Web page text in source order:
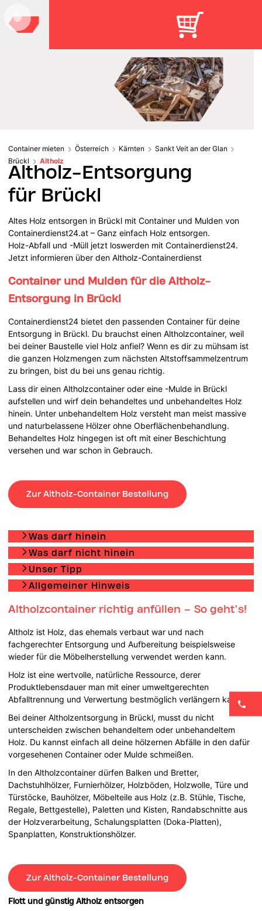
Container mieten Österreich Kärnten
Sankt Veit an der Glan
Brückl
Altholz
Altholz-Entsorgung
für Brückl
Altes Holz entsorgen in Brückl mit Container und Mulden von
Containerdienst24.at – Ganz einfach Holz entsorgen.
Holz-Abfall und -Müll jetzt loswerden mit Containerdienst24.
Jetzt informieren über den Altholz-Containerdienst
Container und Mulden für die Altholz-
Entsorgung in Brückl
Containerdienst24 bietet den passenden Container für deine
Entsorgung in Brückl. Du brauchst einen Altholzcontainer, weil
bei deiner Baustelle viel Holz anfiel? Wenn es dir zu mühsam ist
die ganzen Holzmengen zum nächsten Altstoffsammelzentrum
zu bringen, bist du bei uns genau richtig.
Lass dir einen Altholzcontainer oder eine -Mulde in Brückl
aufstellen und wirf dein behandeltes und unbehandeltes Holz
hinein. Unter unbehandeltem Holz versteht man meist massive
und naturbelassene Hölzer ohne Oberflächenbehandlung.
Behandeltes Holz hingegen ist oft mit einer Beschichtung
versehen und war schon in Gebrauch.
Zur Altholz-Container Bestellung
Was darf hinein
Was darf nicht hinein
Unser Tipp
Allgemeiner Hinweis
Altholzcontainer richtig anfüllen – So geht’s!
Altholz ist Holz, das ehemals verbaut war und nach
fachgerechter Entsorgung und Aufbereitung beispielsweise
wieder für die Möbelherstellung verwendet werden kann.
Holz ist eine wertvolle, natürliche Ressource, derer
Produktlebensdauer man mit einer umweltgerechten
Abfalltrennung und Verwertung bestmöglich verlängern kann.
Bei deiner Altholzentsorgung in Brückl, musst du nicht
unterscheiden zwischen behandeltem oder unbehandeltem
Holz. Du kannst einfach all deine hölzernen Abfälle in den dafür
vorgesehenen Container oder Mulde schmeißen.
In den Altholzcontainer dürfen Balken und Bretter,
Dachstuhlhölzer, Furnierhölzer, Holzböden, Holzwolle, Türe und
Türstöcke, Bauhölzer, Möbelteile aus Holz (z.B. Stühle, Tische,
Regale, Bettgestelle), Paletten und Kisten, Randabschnitte aus
der Holzverarbeitung, Schalungsplatten (Doka-Platten),
Spanplatten, Konstruktionshölzer.
Zur Altholz-Container Bestellung
Flott und günstig Altholz entsorgen